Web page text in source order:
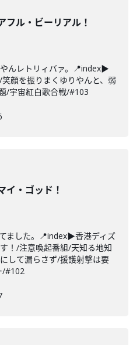
フル・ビーリアル！
んレトリィバァ。📍index▶
顔を振りまくゆりやんと、弱
/宇宙紅白歌合戦/#103
イ・ゴッド！
ました。📍index▶香港ディズ
！/注意喚起番組/天知る地知
して漏らさず/援護射撃は要
/#102